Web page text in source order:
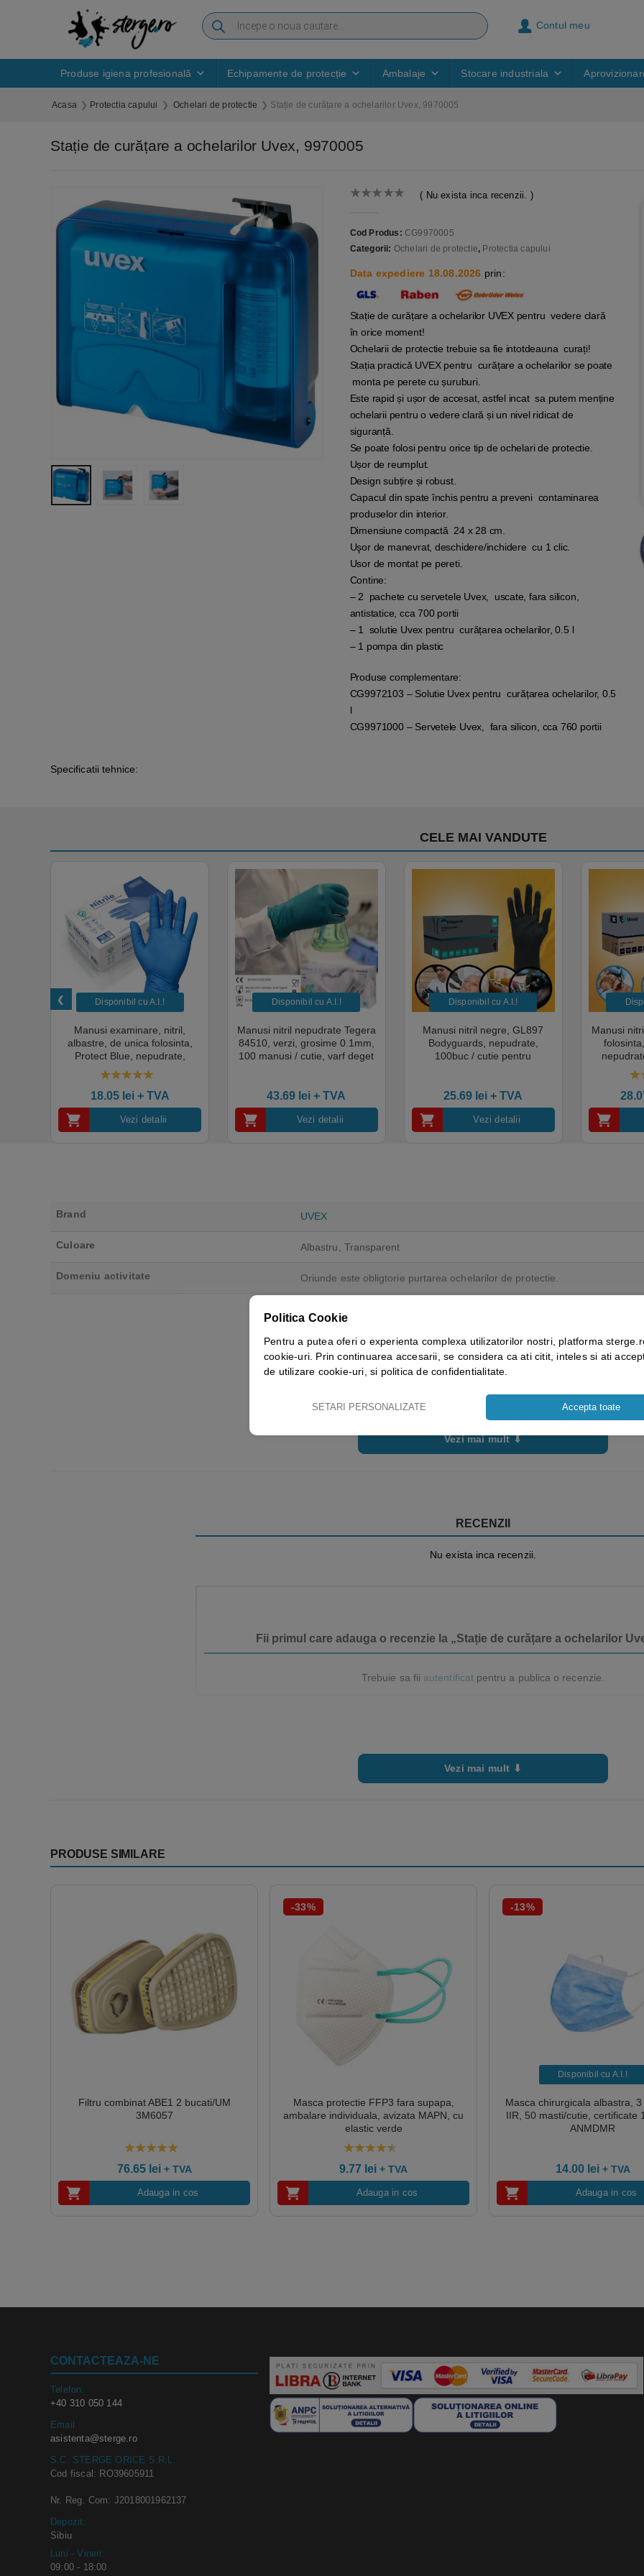
Contul meu
Produse igiena profesională Echipamente de protecție Ambalaje Stocare industriala
Acasa Protectia capului Ochelari de protectie Stație de curățare a ochelarilor Uvex, 9970005
Stație de curățare a ochelarilor Uvex, 9970005
( Nu exista inca recenzii. )
Cod Produs:CG9970005
Categorii: Ochelari de protectie, Protectia capului
Data expediere 18.08.2026 prin:
Stație de curățare a ochelarilor UVEX pentru vedere clară
în orice moment!
Ochelarii de protectie trebuie sa fie intotdeauna curați!
Stația practică UVEX pentru curățare a ochelarilor se poate
monta pe perete cu șuruburi.
Este rapid și ușor de accesat, astfel incat sa putem menține
ochelarii pentru o vedere clară și un nivel ridicat de
siguranță.
Se poate folosi pentru orice tip de ochelari de protectie.
Ușor de reumplut.
Design subțire și robust.
Capacul din spate închis pentru a preveni contaminarea
produselor din interior.
Dimensiune compactă 24 x 28 cm.
Uşor de manevrat, deschidere/inchidere cu 1 clic.
Usor de montat pe pereti.
Contine:
– 2 pachete cu servetele Uvex, uscate, fara silicon,
antistatice, cca 700 portii
– 1 solutie Uvex pentru curățarea ochelarilor, 0.5 l
– 1 pompa din plastic
Produse complementare:
CG9972103 – Solutie Uvex pentru curățarea ochelarilor, 0.5
l
CG9971000 – Servetele Uvex, fara silicon, cca 760 portii
Specificatii tehnice:
CELE MAI VANDUTE
Disponibil cu A.I.​!
Manusi examinare, nitril,
albastre, de unica folosinta,
Protect Blue, nepudrate,
100buc / cutie pentru medical,
HoReCa, saloane si domeniul
industrial, calitate premium
18.05 lei+ TVA
Vezi detalii
Disponibil cu A.I.​!
Manusi nitril nepudrate Tegera
84510, verzi, grosime 0.1mm,
100 manusi / cutie, varf deget
43.69 lei + TVA
Vezi detalii
Disponibil cu A.I.​!
Manusi nitril negre, GL897
Bodyguards, nepudrate,
100buc / cutie pentru
industrial, calitate premium
25.69 lei + TVA
Vezi detalii
Manusi
pentru
saloane si
Brand UVEX
Culoare Albastru, Transparent
Domeniu activitate Oriunde este obligtorie purtarea ochelarilor de protectie.
Vezi mai mult ⬇
RECENZII
Nu exista inca recenzii.
Fii primul care adauga o recenzie la „Stație de curățare a ochelarilor
Trebuie sa fii autentificatpentru a publica o recenzie.
Vezi mai mult ⬇
PRODUSE SIMILARE
Filtru combinat ABE1 2 bucati/UM
3M6057
76.65 lei + TVA
Adauga in cos
-33%
Masca protectie FFP3 fara supapa,
ambalare individuala, avizata MAPN, cu
elastic verde
9.77 lei + TVA
Adauga in cos
-13%
Disponibil cu A.I.​!
Masca chirurgicala albastra, 3
IIR, 50 masti/cutie, certificate
ANMDMR
14.00 lei + TVA
Adauga in cos
CONTACTEAZA-NE
Telefon:
+40 310 050 144
Email
asistenta@sterge.ro
S.C. STERGE ORICE S.R.L.
Cod fiscal: RO39605911
Nr. Reg. Com: J2018001962137
Depozit:
Sibiu
Luni - Vineri:
09:00 - 18:00
Politica Cookie
Pentru a putea oferi o experienta complexa utilizatorilor nostri, platforma
cookie-uri. Prin continuarea accesarii, se considera ca ati citit, inteles si ati
de utilizare cookie-uri, si politica de confidentialitate.
SETARI PERSONALIZATE Accepta toate